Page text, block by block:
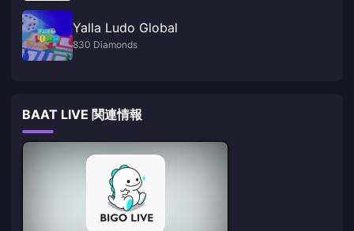
Yalla Ludo Global
830 Diamonds
BAAT LIVE 関連情報